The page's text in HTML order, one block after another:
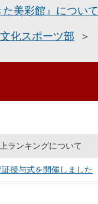
美彩館』について
化スポーツ部
ランキングについて
授与式を開催しました